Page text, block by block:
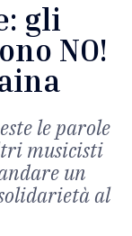
gli
NO!
le parole
musicisti
un
al